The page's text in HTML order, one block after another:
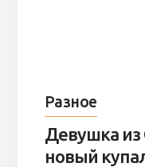
Разное
Девушка
новый